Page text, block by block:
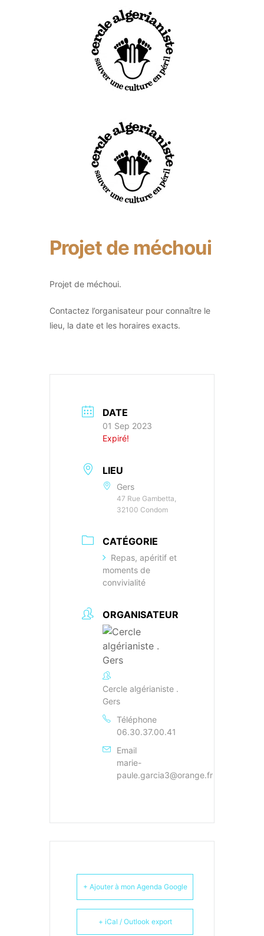
Projet de méchoui
Projet de méchoui.
Contactez l’organisateur pour connaître le
lieu, la date et les horaires exacts.
DATE
01 Sep 2023
Expiré!
LIEU
Gers
47 Rue Gambetta,
32100 Condom
CATÉGORIE
Repas, apéritif et
moments de
convivialité
ORGANISATEUR
Cercle algérianiste .
Gers
Téléphone
06.30.37.00.41
Email
marie-
paule.garcia3@orange.fr
+ Ajouter à mon Agenda Google
+ iCal / Outlook export